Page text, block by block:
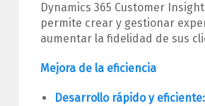
Dynamics 365 Customer
permite crear y gestionar
aumentar la fidelidad de sus
Mejora de la eficiencia
Desarrollo rápido y eficiente: